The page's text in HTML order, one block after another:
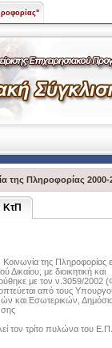
της Πληροφορίας 2000-
ΚτΠ
της Πληροφορίας
με διοικητική και
με τον ν.3059/2002
από τους
και Εσωτερικών,
τον τρίτο πυλώνα του Ε.Π.